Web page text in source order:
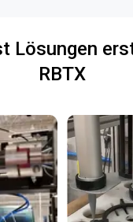
Lösungen
RBTX